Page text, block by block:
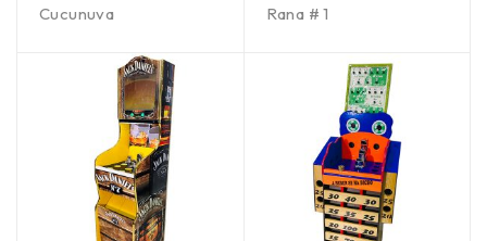
Cucunuva
Rana # 1